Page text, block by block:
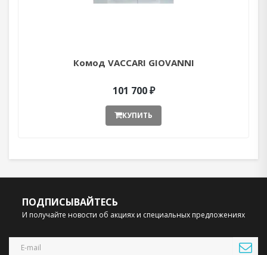
Комод VACCARI GIOVANNI
101 700 ₽
КУПИТЬ
ПОДПИСЫВАЙТЕСЬ
И получайте новости об акциях и специальных предложениях